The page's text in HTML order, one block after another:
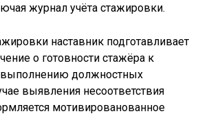
журнал учёта стажировки.
наставник подготавливает
о готовности стажёра к
выполнению должностных
выявления несоответствия
мотивированованное